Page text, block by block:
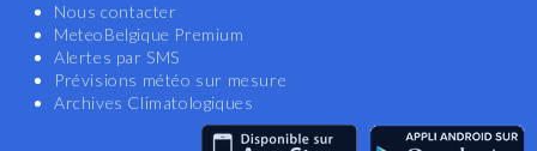
Nous contacter
MeteoBelgique Premium
Alertes par SMS
Prévisions météo sur mesure
Archives Climatologiques